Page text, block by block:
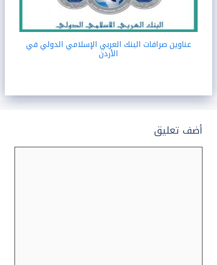
عناوين صرافات البنك العربي الإسلامي الدولي في
الأردن
أضف تعليق